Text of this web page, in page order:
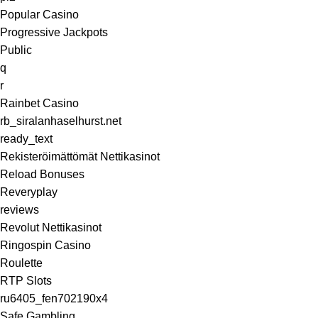
Popular Casino
Progressive Jackpots
Public
q
r
Rainbet Casino
rb_siralanhaselhurst.net
ready_text
Rekisteröimättömät Nettikasinot
Reload Bonuses
Reveryplay
reviews
Revolut Nettikasinot
Ringospin Casino
Roulette
RTP Slots
ru6405_fen702190x4